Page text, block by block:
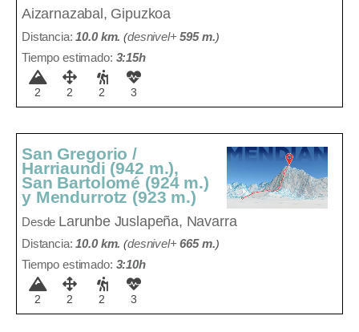
Aizarnazabal, Gipuzkoa
Distancia:10.0 km. (desnivel+595 m.)
Tiempo estimado: 3:15h
2 2 2 3
San Gregorio /
Harriaundi (942 m.),
San Bartolomé (924 m.)
y Mendurrotz (923 m.)
Desde Larunbe Juslapeña, Navarra
Distancia:10.0 km. (desnivel+665 m.)
Tiempo estimado: 3:10h
2 2 2 3